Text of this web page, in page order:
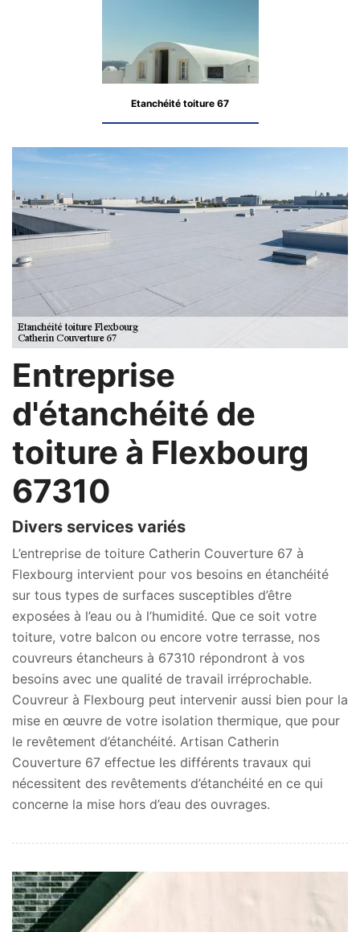
Etanchéité toiture 67
Entreprise
d'étanchéité de
toiture à Flexbourg
67310
Divers services variés
L’entreprise de toiture Catherin Couverture 67 à
Flexbourg intervient pour vos besoins en étanchéité
sur tous types de surfaces susceptibles d’être
exposées à l’eau ou à l’humidité. Que ce soit votre
toiture, votre balcon ou encore votre terrasse, nos
couvreurs étancheurs à 67310 répondront à vos
besoins avec une qualité de travail irréprochable.
Couvreur à Flexbourg peut intervenir aussi bien pour la
mise en œuvre de votre isolation thermique, que pour
le revêtement d’étanchéité. Artisan Catherin
Couverture 67 effectue les différents travaux qui
nécessitent des revêtements d’étanchéité en ce qui
concerne la mise hors d’eau des ouvrages.